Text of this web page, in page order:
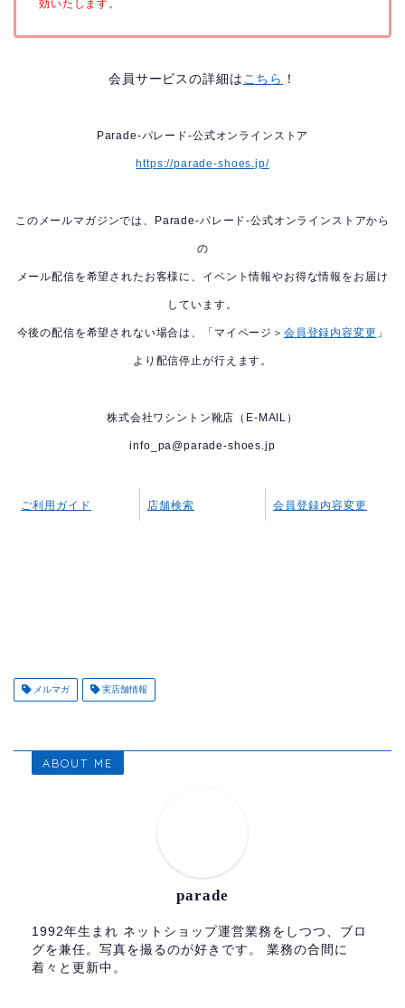
効いたします。
会員サービスの詳細は こちら ！
Parade-パレード-公式オンラインストア
https://parade-shoes.jp/
このメールマガジンでは、Parade-パレード-公式オンラインストアから
の
メール配信を希望されたお客様に、イベント情報やお得な情報をお届け
しています。
今後の配信を希望されない場合は、「マイページ＞ 会員登録内容変更 」
より配信停止が行えます。
株式会社ワシントン靴店（E-MAIL）
info_pa@parade-shoes.jp
ご利用ガイド 店舗検索 会員登録内容変更
メルマガ 実店舗情報
ABOUT ME
parade
1992年生まれ ネットショップ運営業務をしつつ、ブロ
グを兼任。写真を撮るのが好きです。 業務の合間に
着々と更新中。